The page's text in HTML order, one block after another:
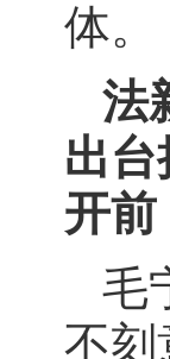
体。
法
出
开前
毛
不刻